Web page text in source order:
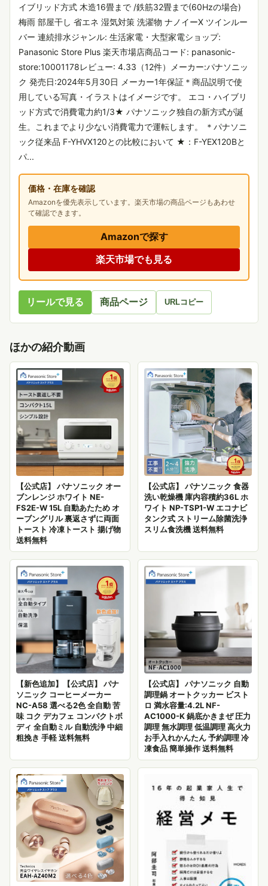
イブリッド方式 木造16畳まで /鉄筋32畳まで(60Hzの場合)
梅雨 部屋干し 省エネ 湿気対策 洗濯物 ナノイーX ツインルー
バー 連続排水ジャンル: 生活家電・大型家電ショップ:
Panasonic Store Plus 楽天市場店商品コード: panasonic-
store:10001178レビュー: 4.33（12件）メーカー:パナソニッ
ク 発売日:2024年5月30日 メーカー1年保証＊商品説明で使
用している写真・イラストはイメージです。 エコ・ハイブリ
ッド方式で消費電力約1/3★ パナソニック独自の新方式が誕
生。これまでより少ない消費電力で運転します。 ＊パナソニ
ック従来品 F-YHVX120との比較において ★：F-YEX120Bと
パ...
価格・在庫を確認
Amazonを優先表示しています。楽天市場の商品ページもあわせ
て確認できます。
Amazonで探す
楽天市場でも見る
リールで見る 商品ページ URLコピー
ほかの紹介動画
【公式店】 パナソニック オー
ブンレンジ ホワイト NE-
FS2E-W 15L 自動あたため オ
ーブングリル 裏返さずに両面
トースト 冷凍トースト 揚げ物
送料無料
【公式店】 パナソニック 食器
洗い乾燥機 庫内容積約36L ホ
ワイト NP-TSP1-W エコナビ
タンク式 ストリーム除菌洗浄
スリム食洗機 送料無料
【新色追加】【公式店】 パナ
ソニック コーヒーメーカー
NC-A58 選べる2色 全自動 苦
味 コク デカフェ コンパクトボ
ディ 全自動ミル 自動洗浄 中細
粗挽き 手軽 送料無料
【公式店】 パナソニック 自動
調理鍋 オートクッカー ビスト
ロ 満水容量:4.2L NF-
AC1000-K 鍋底かきまぜ 圧力
調理 無水調理 低温調理 高火力
お手入れかんたん 予約調理 冷
凍食品 簡単操作 送料無料